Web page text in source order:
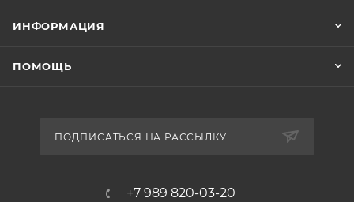
ИНФОРМАЦИЯ
ПОМОЩЬ
ПОДПИСАТЬСЯ НА РАССЫЛКУ
+7 989 820-03-20